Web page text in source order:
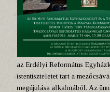
az Erdélyi Református
istentiszteletet tart a
megújulása alkalmából. Az